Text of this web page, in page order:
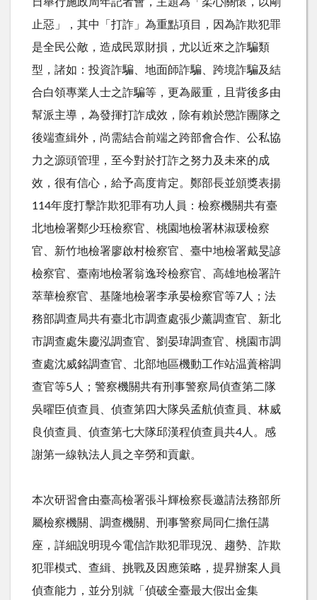
止惡」，其中「打詐」為重點項目，因為詐欺犯罪
是全民公敵，造成民眾財損，尤以近來之詐騙類
型，諸如：投資詐騙、地面師詐騙、跨境詐騙及結
合白領專業人士之詐騙等，更為嚴重，且背後多由
幫派主導，為發揮打詐成效，除有賴於懲詐團隊之
後端查緝外，尚需結合前端之跨部會合作、公私協
力之源頭管理，至今對於打詐之努力及未來的成
效，很有信心，給予高度肯定。鄭部長並頒獎表揚
114年度打擊詐欺犯罪有功人員：檢察機關共有臺
北地檢署鄭少珏檢察官、桃園地檢署林淑瑗檢察
官、新竹地檢署廖啟村檢察官、臺中地檢署戴旻諺
檢察官、臺南地檢署翁逸玲檢察官、高雄地檢署許
萃華檢察官、基隆地檢署李承晏檢察官等7人；法
務部調查局共有臺北市調查處張少薰調查官、新北
市調查處朱慶泓調查官、劉晏瑋調查官、桃園市調
查處沈威銘調查官、北部地區機動工作站温蕢榕調
查官等5人；警察機關共有刑事警察局偵查第二隊
吳曜臣偵查員、偵查第四大隊吳孟航偵查員、林威
良偵查員、偵查第七大隊邱漢程偵查員共4人。感
謝第一線執法人員之辛勞和貢獻。
本次研習會由臺高檢署張斗輝檢察長邀請法務部所
屬檢察機關、調查機關、刑事警察局同仁擔任講
座，詳細說明現今電信詐欺犯罪現況、趨勢、詐欺
犯罪模式、查緝、挑戰及因應策略，提昇辦案人員
偵查能力，並分別就「偵破全臺最大假出金集